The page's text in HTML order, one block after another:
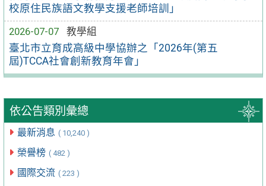
校原住民族語文教學支援老師培訓」
2026-07-07
教學組
臺北市立育成高級中學協辦之「2026年(第五
屆)TCCA社會創新教育年會」
依公告類別彙總
最新消息 ( 10,240 )
榮譽榜 ( 482 )
國際交流 ( 223 )